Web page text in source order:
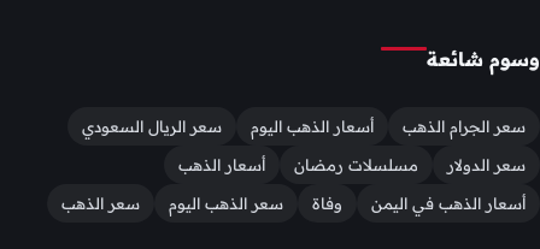
وسوم شائعة
سعر الجرام الذهب أسعار الذهب اليوم
سعر الريال السعودي
سعر الدولار
مسلسلات رمضان
أسعار الذهب
أسعار الذهب في اليمن
وفاة سعر الذهب اليوم سعر الذهب